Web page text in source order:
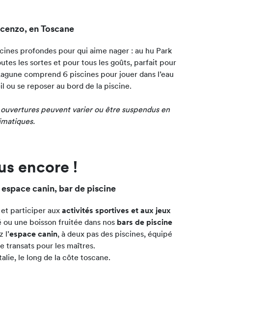
en Toscane
profondes pour qui aime nager : au hu Park
les sortes et pour tous les goûts, parfait pour
comprend 6 piscines pour jouer dans l’eau
se reposer au bord de la piscine.
peuvent varier ou être suspendus en
encore !
canin, bar de piscine
et participer auxactivités sportives et aux jeux
une boisson fruitée dans nos bars de piscine
l’espace canin, à deux pas des piscines, équipé
transats pour les maîtres.
le long de la côte toscane.